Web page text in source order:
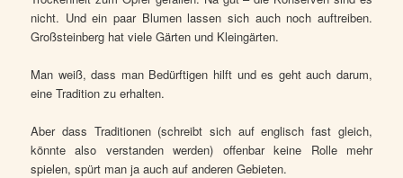
nicht. Und ein paar Blumen lassen sich auch noch auftreiben.
Großsteinberg hat viele Gärten und Kleingärten.
Man weiß, dass man Bedürftigen hilft und es geht auch darum,
eine Tradition zu erhalten.
Aber dass Traditionen (schreibt sich auf englisch fast gleich,
könnte also verstanden werden) offenbar keine Rolle mehr
spielen, spürt man ja auch auf anderen Gebieten.